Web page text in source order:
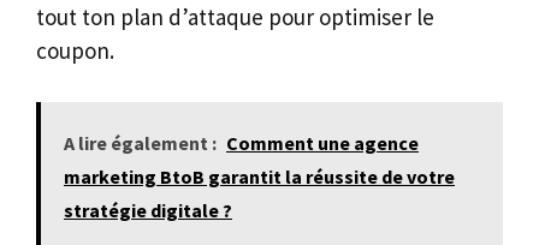
tout ton plan d’attaque pour optimiser le
coupon.
A lire également : Comment une agence
marketing BtoB garantit la réussite de votre
stratégie digitale ?